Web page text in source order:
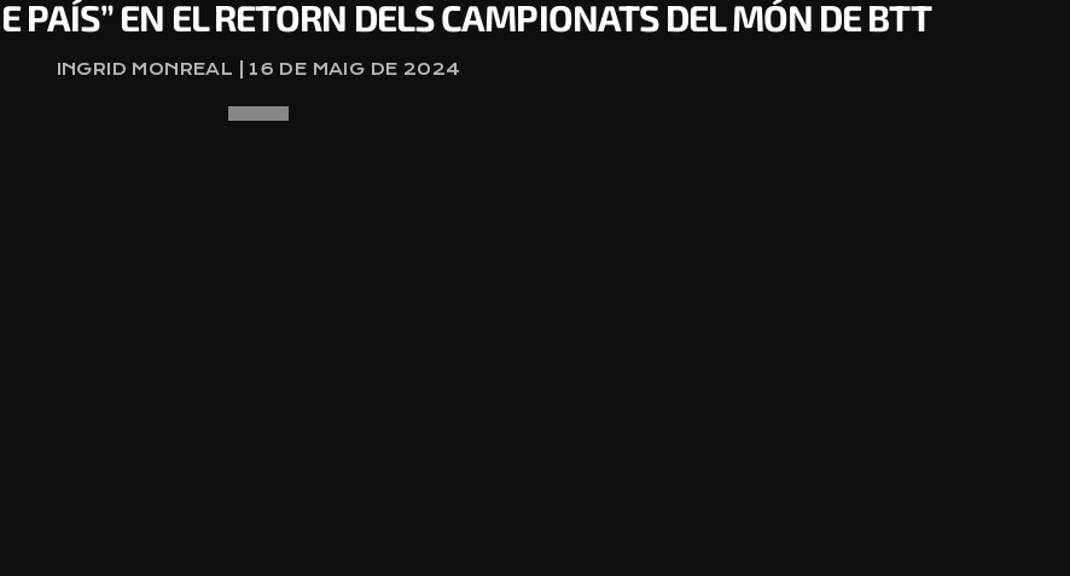
PAÍS” EN EL RETORN DELS CAMPIONATS DEL MÓN DE BTT
INGRID MONREAL | 16 DE MAIG DE 2024